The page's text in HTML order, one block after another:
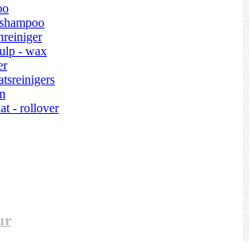
- wax
- rollover